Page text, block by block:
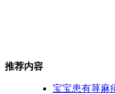
推荐内容
宝宝患有荨麻